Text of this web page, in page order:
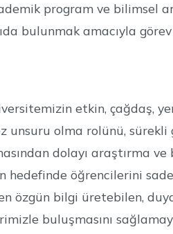
program ve bilimsel
bulunmak amacıyla
etkin, çağdaş,
unsuru olma rolünü,
dolayı araştırma
hedefinde öğrencilerini
özgün bilgi üretebilen,
buluşmasını